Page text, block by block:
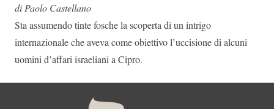
di Paolo Castellano
Sta assumendo tinte fosche la scoperta di un intrigo
internazionale che aveva come obiettivo l’uccisione di alcuni
uomini d’affari israeliani a Cipro.